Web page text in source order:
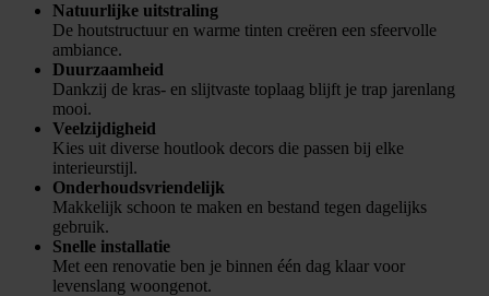
Natuurlijke uitstraling
De houtstructuur en warme tinten creëren een sfeervolle
ambiance.
Duurzaamheid
Dankzij de kras- en slijtvaste toplaag blijft je trap jarenlang
mooi.
Veelzijdigheid
Kies uit diverse houtlook decors die passen bij elke
interieurstijl.
Onderhoudsvriendelijk
Makkelijk schoon te maken en bestand tegen dagelijks
gebruik.
Snelle installatie
Met een renovatie ben je binnen één dag klaar voor
levenslang woongenot.